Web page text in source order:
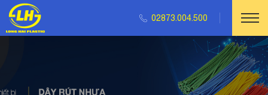
02873.004.500